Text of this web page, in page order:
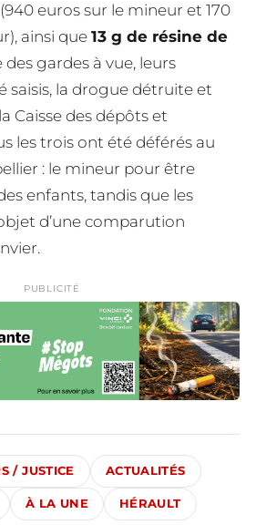
(940 euros sur le mineur et 170
ainsi que 13 g de résine de
des gardes à vue, leurs
saisis, la drogue détruite et
Caisse des dépôts et
les trois ont été déférés au
: le mineur pour être
enfants, tandis que les
d’une comparution
PUBLICITÉ
/ JUSTICE ACTUALITÉS
À LA UNE HÉRAULT